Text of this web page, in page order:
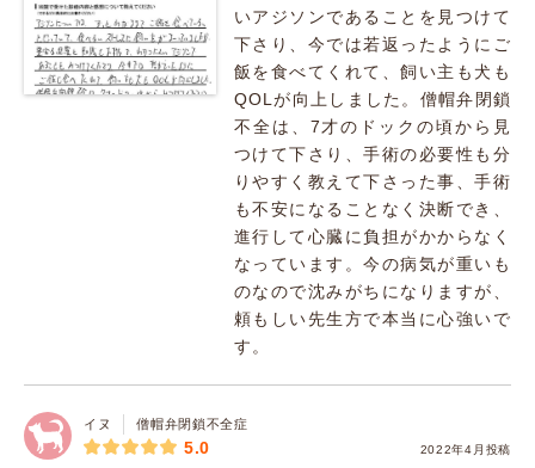
いアジソンであることを見つけて
下さり、今では若返ったようにご
飯を食べてくれて、飼い主も犬も
QOLが向上しました。僧帽弁閉鎖
不全は、7才のドックの頃から見
つけて下さり、手術の必要性も分
りやすく教えて下さった事、手術
も不安になることなく決断でき、
進行して心臓に負担がかからなく
なっています。今の病気が重いも
のなので沈みがちになりますが、
頼もしい先生方で本当に心強いで
す。
イヌ 僧帽弁閉鎖不全症
2022年4月投稿
5.0